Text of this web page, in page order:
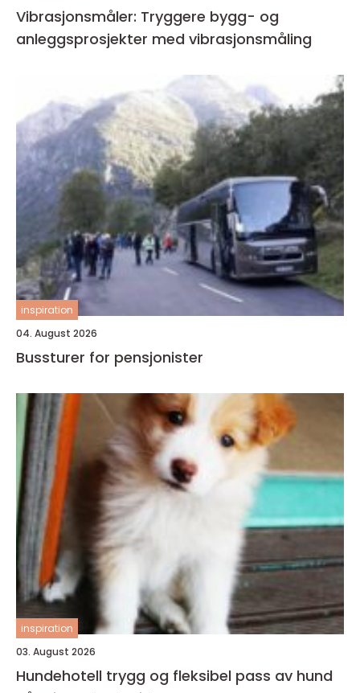
Vibrasjonsmåler: Tryggere bygg- og
anleggsprosjekter med vibrasjonsmåling
inspiration
04. August 2026
Bussturer for pensjonister
inspiration
03. August 2026
Hundehotell trygg og fleksibel pass av hund